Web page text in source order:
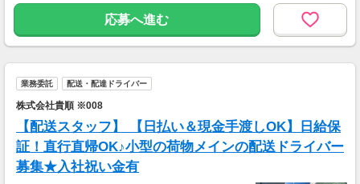
月収20万円以上
現在活躍中のライバーの多くは会社員や主婦の
方。
本業や家庭と両立しながら副業として活動され
ています。
応募へ進む
業務委託 配送・配達ドライバー
株式会社貴順 ※008
【配送スタッフ】 【日払い＆現金手渡しOK】日給保
証！直行直帰OK♪小型の荷物メインの配送ドライバー
募集★入社祝い金有